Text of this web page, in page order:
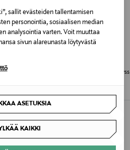
sallit evästeiden tallentamisen
personointia, sosiaalisen median
analysointia varten. Voit muuttaa
sivun alareunasta löytyvästä
ASETUKSIA
KAIKKI
Furry Balaclava -